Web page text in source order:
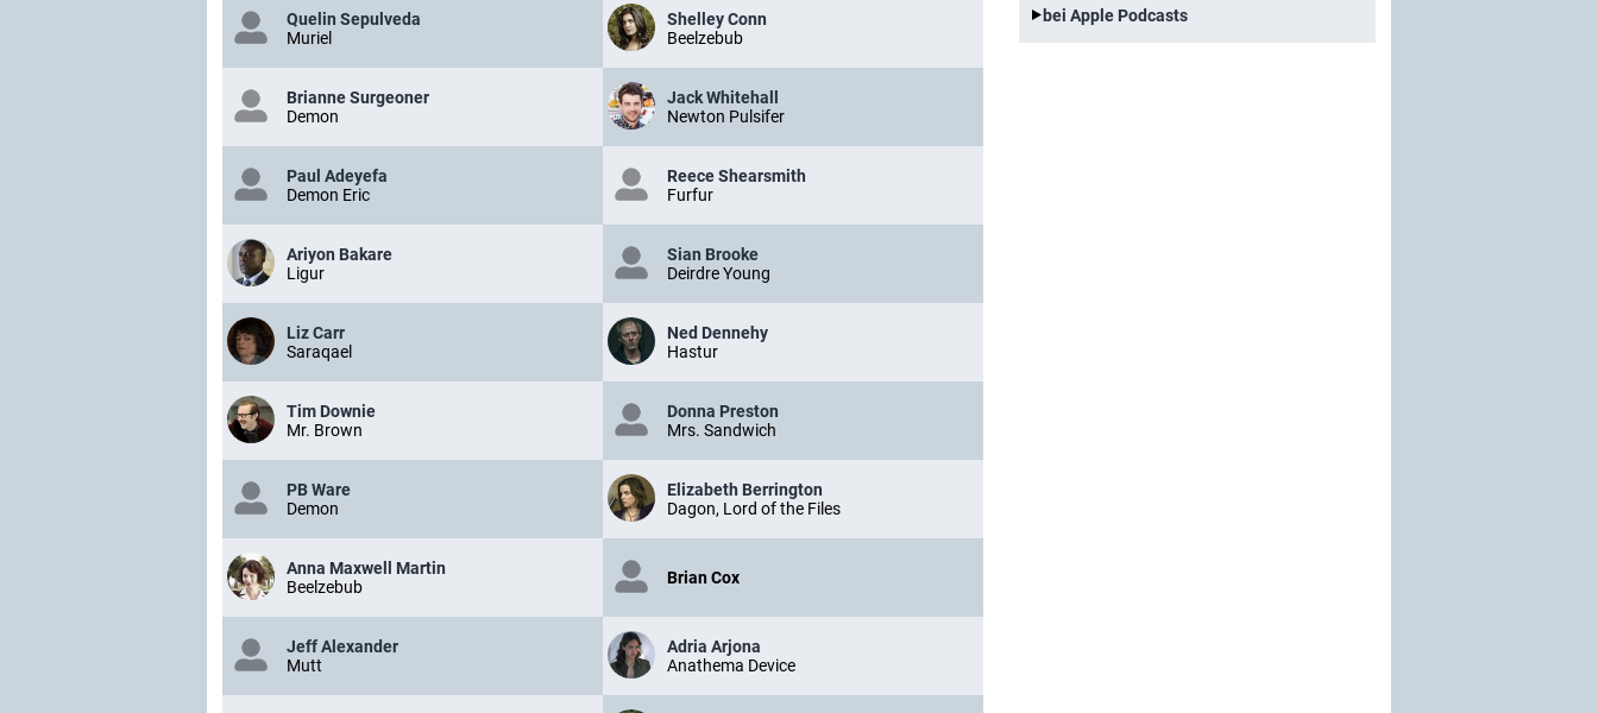
Quelin Sepulveda
Muriel
Shelley Conn
Beelzebub
Brianne Surgeoner
Demon
Jack Whitehall
Newton Pulsifer
Paul Adeyefa
Demon Eric
Reece Shearsmith
Furfur
Ariyon Bakare
Ligur
Sian Brooke
Deirdre Young
Liz Carr
Saraqael
Ned Dennehy
Hastur
Tim Downie
Mr. Brown
Donna Preston
Mrs. Sandwich
PB Ware
Demon
Elizabeth Berrington
Dagon, Lord of the Files
Anna Maxwell Martin
Beelzebub
Brian Cox
Jeff Alexander
Mutt
Adria Arjona
Anathema Device
bei Apple Podcasts